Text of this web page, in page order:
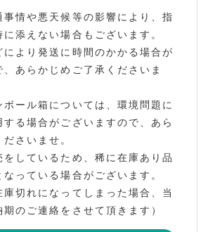
情や悪天候等の影響により、指
添えない場合もございます。
より発送に時間のかかる場合が
、あらかじめご了承くださいま
ール箱については、環境問題に
る場合がございますので、あら
さいませ。
しているため、稀に在庫あり品
っている場合がございます。
庫切れになってしまった場合、当
のご連絡をさせて頂きます）